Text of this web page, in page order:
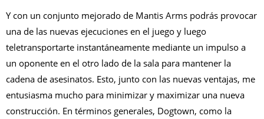
Y con un conjunto mejorado de Mantis Arms podrás provocar
una de las nuevas ejecuciones en el juego y luego
teletransportarte instantáneamente mediante un impulso a
un oponente en el otro lado de la sala para mantener la
cadena de asesinatos. Esto, junto con las nuevas ventajas, me
entusiasma mucho para minimizar y maximizar una nueva
construcción. En términos generales, Dogtown, como la